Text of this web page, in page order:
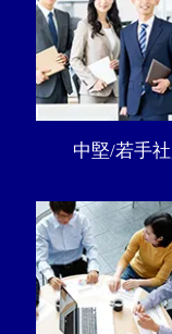
中堅/若手